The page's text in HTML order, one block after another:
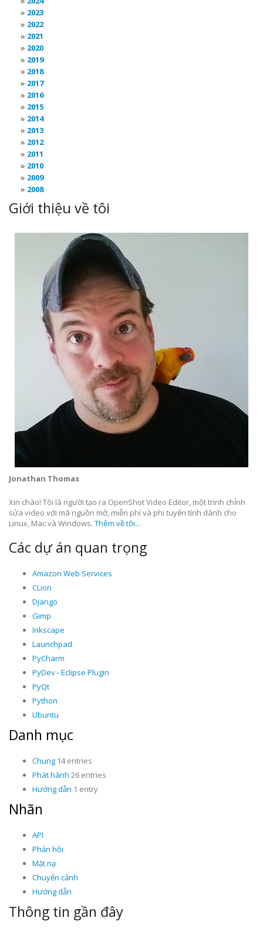
2023
2022
2021
2020
2019
2018
2017
2016
2015
2014
2013
2012
2011
2010
2009
2008
Giới thiệu về tôi
Jonathan Thomas
Xin chào! Tôi là người tạo ra OpenShot Video Editor, một trình chỉnh
sửa video với mã nguồn mở, miễn phí và phi tuyến tính dành cho
Linux, Mac và Windows. Thêm về tôi...
Các dự án quan trọng
Amazon Web Services
CLion
Django
Gimp
Inkscape
Launchpad
PyCharm
PyDev - Eclipse Plugin
PyQt
Python
Ubuntu
Danh mục
Chung 14 entries
Phát hành 26 entries
Hướng dẫn 1 entry
Nhãn
API
Phản hồi
Mặt nạ
Chuyển cảnh
Hướng dẫn
Thông tin gần đây